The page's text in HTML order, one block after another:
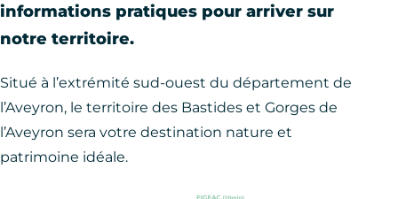
informations pratiques pour arriver sur
notre territoire.
Situé à l’extrémité sud-ouest du département de
l’Aveyron, le territoire des Bastides et Gorges de
l’Aveyron sera votre destination nature et
patrimoine idéale.